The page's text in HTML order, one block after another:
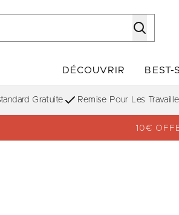
DÉCOUVRIR BEST-
Gratuite Remise Pour Les
10€